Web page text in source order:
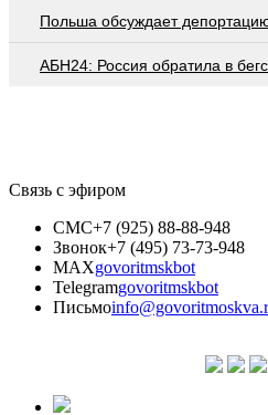
Польша обсуждает
АБН24: Россия обратила в
Связь с эфиром
СМС+7 (925) 88-88-948
Звонок+7 (495) 73-73-948
MAXgovoritmskbot
Telegramgovoritmskbot
Письмо